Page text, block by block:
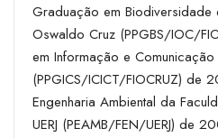
Graduação em Biodiversidade
Oswaldo Cruz (PPGBS/IOC/
em Informação e Comunicação
(PPGICS/ICICT/FIOCRUZ) de
Engenharia Ambiental da
UERJ (PEAMB/FEN/UERJ) de